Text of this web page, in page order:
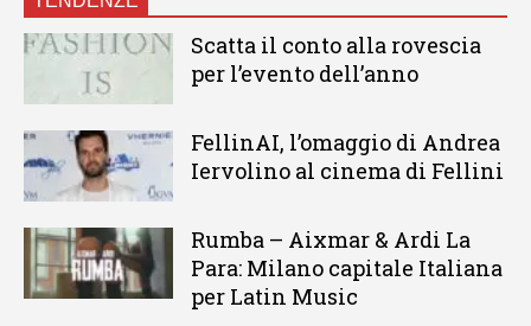
Scatta il conto alla rovescia
per l’evento dell’anno
FellinAI, l’omaggio di Andrea
Iervolino al cinema di Fellini
Rumba – Aixmar & Ardi La
Para: Milano capitale Italiana
per Latin Music